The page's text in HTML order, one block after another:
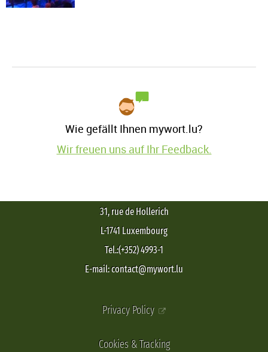
Wie gefällt Ihnen mywort.lu?
Wir freuen uns auf Ihr Feedback.
31, rue de Hollerich
L-1741 Luxembourg
Tel.:(+352) 4993-1
E-mail: contact@mywort.lu
Privacy Policy
Cookies & Tracking